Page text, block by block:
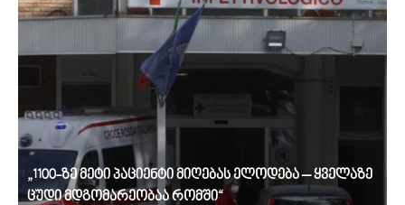
„1100-ზე მეტი პაციენტი მიღებას ელოდება – ყველაზე
ცუდი მდგომარეობაა რომში“